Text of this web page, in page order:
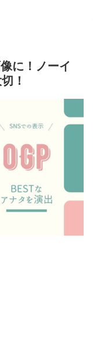
に！ノーイ
！